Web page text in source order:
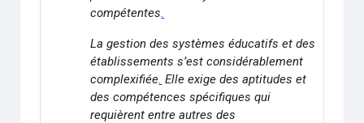
compétentes
La gestion des systèmes éducatifs et des
établissements s’est considérablement
complexifiée Elle exige des aptitudes et
des compétences spécifiques qui
requièrent entre autres des